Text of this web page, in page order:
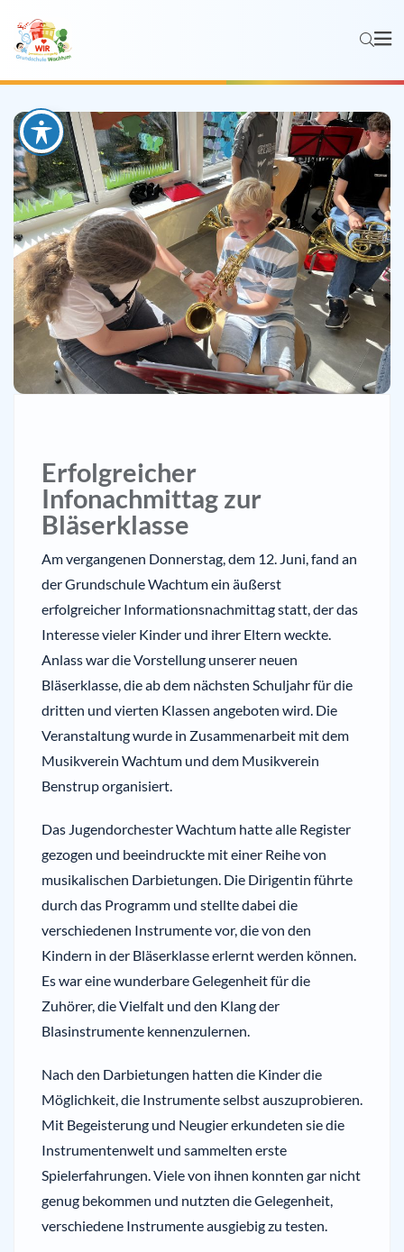
Erfolgreicher
Infonachmittag zur
Bläserklasse
Am vergangenen Donnerstag, dem 12. Juni, fand an
der Grundschule Wachtum ein äußerst
erfolgreicher Informationsnachmittag statt, der das
Interesse vieler Kinder und ihrer Eltern weckte.
Anlass war die Vorstellung unserer neuen
Bläserklasse, die ab dem nächsten Schuljahr für die
dritten und vierten Klassen angeboten wird. Die
Veranstaltung wurde in Zusammenarbeit mit dem
Musikverein Wachtum und dem Musikverein
Benstrup organisiert.
Das Jugendorchester Wachtum hatte alle Register
gezogen und beeindruckte mit einer Reihe von
musikalischen Darbietungen. Die Dirigentin führte
durch das Programm und stellte dabei die
verschiedenen Instrumente vor, die von den
Kindern in der Bläserklasse erlernt werden können.
Es war eine wunderbare Gelegenheit für die
Zuhörer, die Vielfalt und den Klang der
Blasinstrumente kennenzulernen.
Nach den Darbietungen hatten die Kinder die
Möglichkeit, die Instrumente selbst auszuprobieren.
Mit Begeisterung und Neugier erkundeten sie die
Instrumentenwelt und sammelten erste
Spielerfahrungen. Viele von ihnen konnten gar nicht
genug bekommen und nutzten die Gelegenheit,
verschiedene Instrumente ausgiebig zu testen.